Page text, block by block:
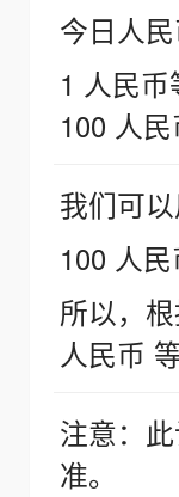
今日人民
1 人民
100 人
我们可
100 人
所以，
人民币
注意：
准。